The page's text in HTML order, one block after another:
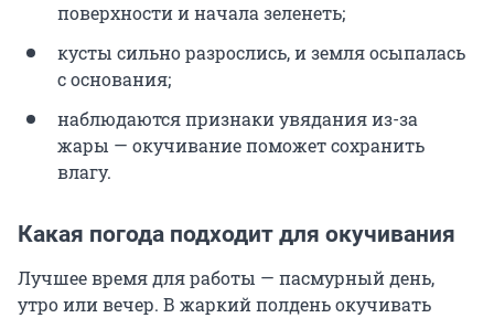
поверхности и начала зеленеть;
кусты сильно разрослись, и земля осыпалась
с основания;
наблюдаются признаки увядания из-за
жары — окучивание поможет сохранить
влагу.
Какая погода подходит для окучивания
Лучшее время для работы — пасмурный день,
утро или вечер. В жаркий полдень окучивать